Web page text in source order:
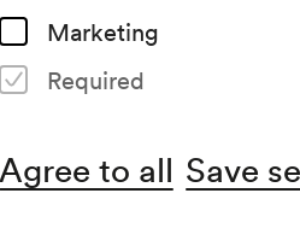
Marketing
Required
Agree to all Save